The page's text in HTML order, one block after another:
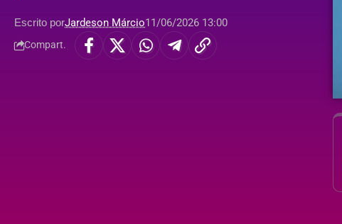
Escrito porJardeson Márcio11/06/2026 13:00
Compart.